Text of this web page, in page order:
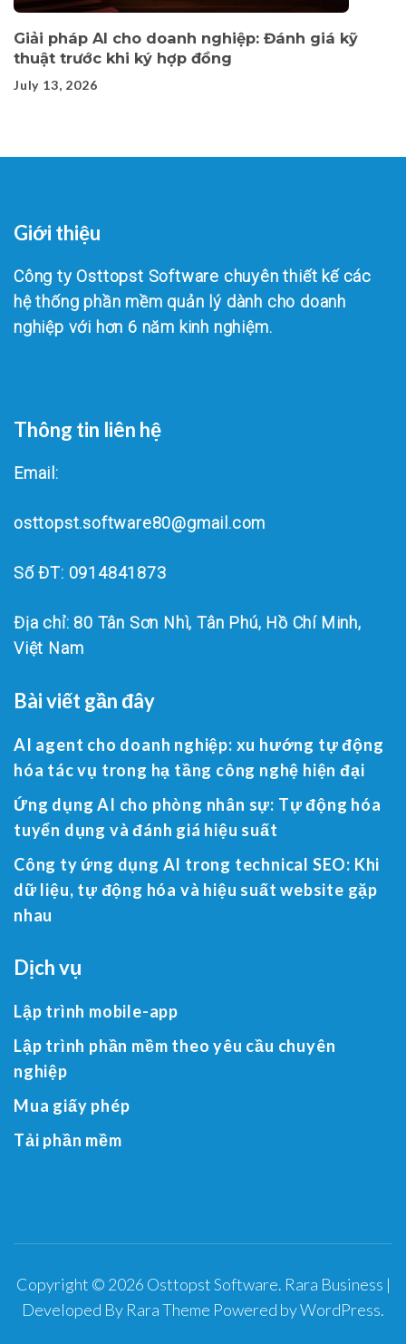
Giải pháp AI cho doanh nghiệp: Đánh giá kỹ
thuật trước khi ký hợp đồng
July 13, 2026
Giới thiệu
Công ty Osttopst Software chuyên thiết kế các
hệ thống phần mềm quản lý dành cho doanh
nghiệp với hơn 6 năm kinh nghiệm.
Thông tin liên hệ
Email:
osttopst.software80@gmail.com
Số ĐT: 0914841873
Địa chỉ: 80 Tân Sơn Nhì, Tân Phú, Hồ Chí Minh,
Việt Nam
Bài viết gần đây
AI agent cho doanh nghiệp: xu hướng tự động
hóa tác vụ trong hạ tầng công nghệ hiện đại
Ứng dụng AI cho phòng nhân sự: Tự động hóa
tuyển dụng và đánh giá hiệu suất
Công ty ứng dụng AI trong technical SEO: Khi
dữ liệu, tự động hóa và hiệu suất website gặp
nhau
Dịch vụ
Lập trình mobile-app
Lập trình phần mềm theo yêu cầu chuyên
nghiệp
Mua giấy phép
Tải phần mềm
Copyright © 2026 Osttopst Software. Rara Business |
Developed By Rara Theme Powered byWordPress.